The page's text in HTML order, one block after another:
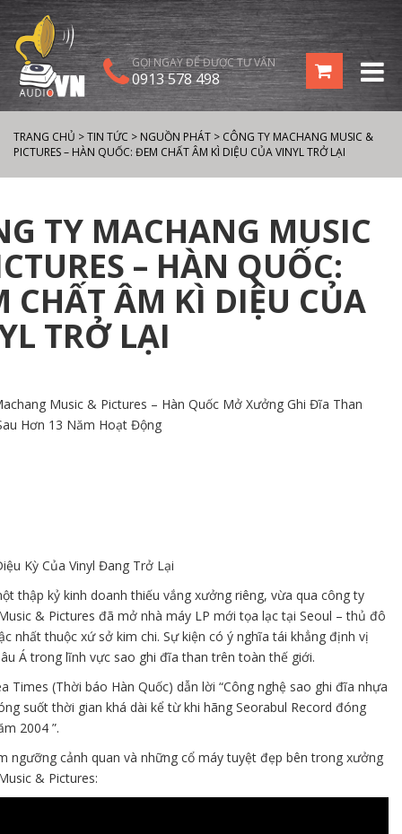
GỌI NGAY ĐỂ ĐƯỢC TƯ VẤN
0913 578 498
TRANG CHỦ >TIN TỨC > NGUỒN PHÁT > CÔNG TY MACHANG MUSIC &
PICTURES – HÀN QUỐC: ĐEM CHẤT ÂM KÌ DIỆU CỦA VINYL TRỞ LẠI
TY MACHANG MUSIC
– HÀN QUỐC:
CHẤT ÂM KÌ DIỆU CỦA
TRỞ LẠI
Music & Pictures – Hàn Quốc Mở Xưởng Ghi Đĩa Than
Hơn 13 Năm Hoạt Động
Kỳ Của Vinyl Đang Trở Lại
thập kỷ kinh doanh thiếu vắng xưởng riêng, vừa qua công ty
& Pictures đã mở nhà máy LP mới tọa lạc tại Seoul – thủ đô
nhất thuộc xứ sở kim chi. Sự kiện có ý nghĩa tái khẳng định vị
Á trong lĩnh vực sao ghi đĩa than trên toàn thế giới.
Times (Thời báo Hàn Quốc) dẫn lời “Công nghệ sao ghi đĩa nhựa
suốt thời gian khá dài kể từ khi hãng Seorabul Record đóng
2004 ”.
ngưỡng cảnh quan và những cổ máy tuyệt đẹp bên trong xưởng
& Pictures: